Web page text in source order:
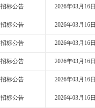
招标公告 2026年03月16日
招标公告 2026年03月16日
招标公告 2026年03月16日
招标公告 2026年03月16日
招标公告 2026年03月16日
招标公告 2026年03月16日